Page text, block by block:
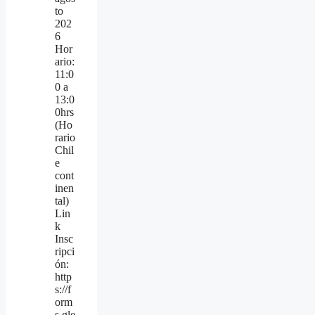
to
202
6
Hor
ario:
11:0
0 a
13:0
0hrs
(Ho
rario
Chil
e
cont
inen
tal)
Lin
k
Insc
ripci
ón:
http
s://f
orm